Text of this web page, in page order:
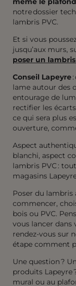
notre dossier
lambris PVC.
Et si vous
jusqu’aux murs,
poser un
Conseil Lapeyre
lame autour des
entourage de
rectifier les
ce qui sera plus
ouverture,
Aspect
blanchi, aspect
lambris PVC :
magasins
Poser du lambris
commencer,
bois ou PVC.
vous lancer dans
rendez-vous sur
étape comment
Une question ?
produits Lapeyre
mural ou au